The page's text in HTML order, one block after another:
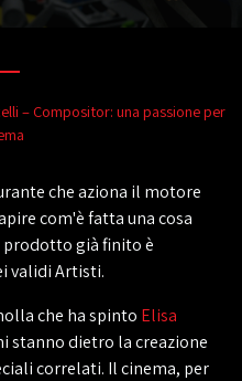
– Compositor: una passione per
che aziona il motore
com'è fatta una cosa
prodotto già finito è
validi Artisti.
che ha spinto Elisa
stanno dietro la creazione
correlati. Il cinema, per